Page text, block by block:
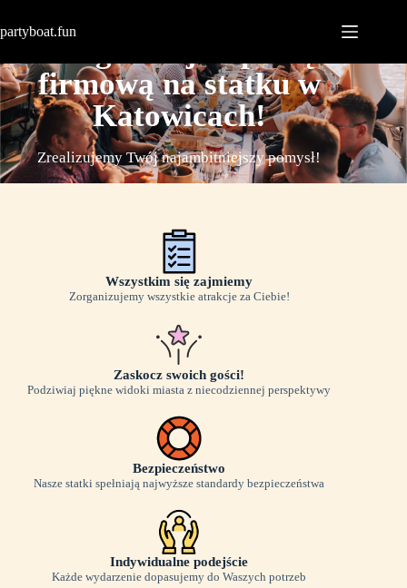
partyboat.fun
firmową na statku w
Katowicach!
Zrealizujemy Twój najambitniejszy pomysł!
Wszystkim się zajmiemy
Zorganizujemy wszystkie atrakcje za Ciebie!
Zaskocz swoich gości!
Podziwiaj piękne widoki miasta z niecodziennej perspektywy
Bezpieczeństwo
Nasze statki spełniają najwyższe standardy bezpieczeństwa
Indywidualne podejście
Każde wydarzenie dopasujemy do Waszych potrzeb